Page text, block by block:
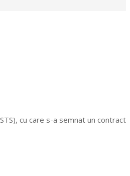
cu care s-a semnat un contract